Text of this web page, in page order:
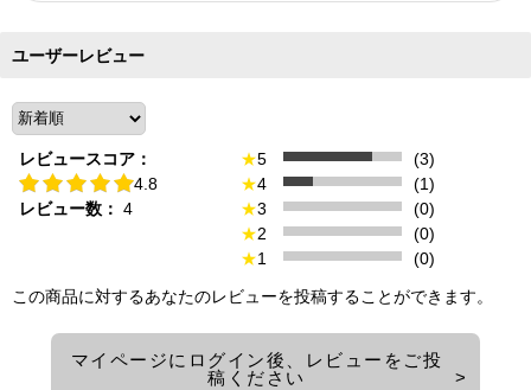
ユーザーレビュー
レビュースコア：
4.8
レビュー数： 4
★5
(3)
★4
(1)
★3
(0)
★2
(0)
★1
(0)
この商品に対するあなたのレビューを投稿することができます。
マイページにログイン後、レビューをご投
稿ください